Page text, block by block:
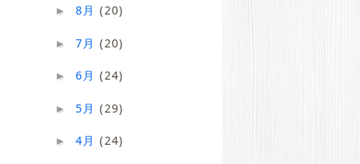
► 8月(20)
► 7月(20)
► 6月(24)
► 5月(29)
► 4月(24)